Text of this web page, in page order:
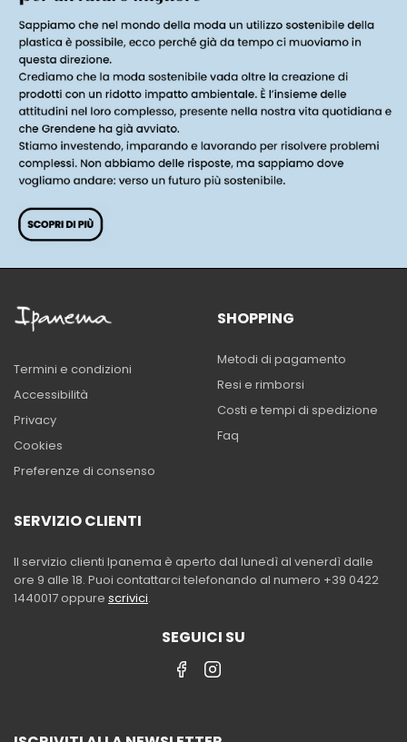
Termini e condizioni
Accessibilità
Privacy
Cookies
Preferenze di consenso
SHOPPING
Metodi di pagamento
Resi e rimborsi
Costi e tempi di spedizione
Faq
SERVIZIO CLIENTI
Il servizio clienti Ipanema è aperto dal lunedì al venerdì dalle
ore 9 alle 18. Puoi contattarci telefonando al numero +39 0422
1440017 oppure scrivici.
SEGUICI SU